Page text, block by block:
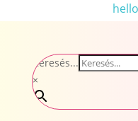
Keresés...
×